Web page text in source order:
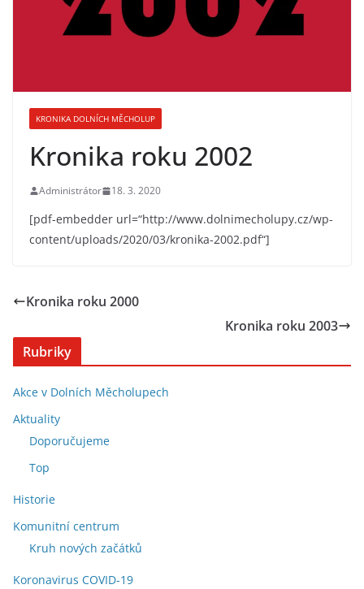
KRONIKA DOLNÍCH MĚCHOLUP
Kronika roku 2002
Administrátor 18. 3. 2020
[pdf-embedder url=“http://www.dolnimecholupy.cz/wp-
content/uploads/2020/03/kronika-2002.pdf“]
Kronika roku 2000
Kronika roku 2003
Rubriky
Akce v Dolních Měcholupech
Aktuality
Doporučujeme
Top
Historie
Komunitní centrum
Kruh nových začátků
Koronavirus COVID-19